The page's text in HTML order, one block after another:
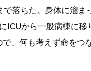
で落ちた。身体に溜ま
ICUから一般病棟に
で、何も考えず命をつ